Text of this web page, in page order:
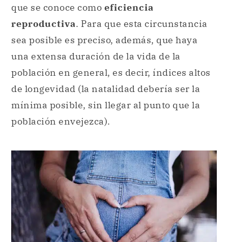
que se conoce como eficiencia
reproductiva. Para que esta circunstancia
sea posible es preciso, además, que haya
una extensa duración de la vida de la
población en general, es decir, índices altos
de longevidad (la natalidad debería ser la
mínima posible, sin llegar al punto que la
población envejezca).